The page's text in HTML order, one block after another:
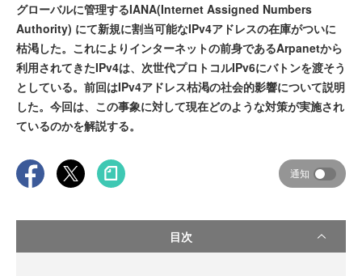
グローバルに管理するIANA(Internet Assigned Numbers
Authority) にて新規に割当可能なIPv4アドレスの在庫がついに
枯渇した。これによりインターネットの前身であるArpanetから
利用されてきたIPv4は、次世代プロトコルIPv6にバトンを渡そう
としている。前回はIPv4アドレス枯渇の社会的影響について説明
した。今回は、この事象に対して現在どのような対策が実施され
ているのかを解説する。
通知
目次